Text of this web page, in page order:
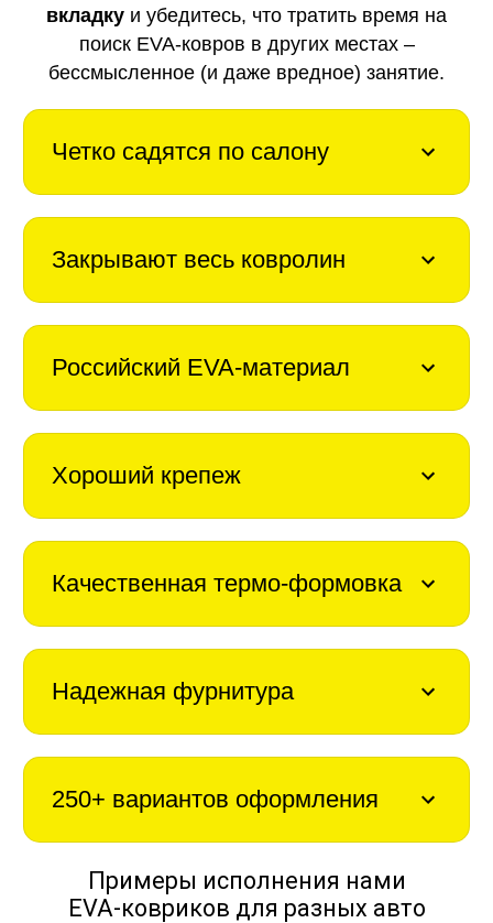
вкладку и убедитесь, что тратить время на
поиск EVA-ковров в других местах –
бессмысленное (и даже вредное) занятие.
Четко садятся по салону
Закрывают весь ковролин
Российский EVA-материал
Хороший крепеж
Качественная термо-формовка
Надежная фурнитура
250+ вариантов оформления
Примеры исполнения нами
EVA-ковриков для разных авто